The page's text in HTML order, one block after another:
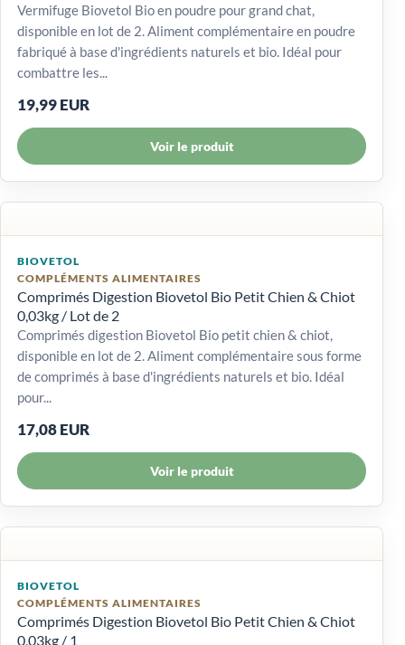
Vermifuge Biovetol Bio en poudre pour grand chat,
disponible en lot de 2. Aliment complémentaire en poudre
fabriqué à base d'ingrédients naturels et bio. Idéal pour
combattre les...
19,99 EUR
Voir le produit
BIOVETOL
COMPLÉMENTS ALIMENTAIRES
Comprimés Digestion Biovetol Bio Petit Chien & Chiot
0,03kg / Lot de 2
Comprimés digestion Biovetol Bio petit chien & chiot,
disponible en lot de 2. Aliment complémentaire sous forme
de comprimés à base d'ingrédients naturels et bio. Idéal
pour...
17,08 EUR
Voir le produit
BIOVETOL
COMPLÉMENTS ALIMENTAIRES
Comprimés Digestion Biovetol Bio Petit Chien & Chiot
0,03kg / 1